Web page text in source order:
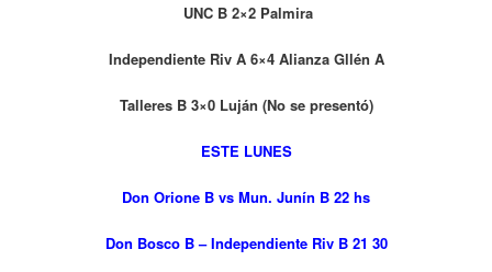
UNC B 2×2 Palmira
Independiente Riv A 6×4 Alianza Gllén A
Talleres B 3×0 Luján (No se presentó)
ESTE LUNES
Don Orione B vs Mun. Junín B 22 hs
Don Bosco B – Independiente Riv B 21 30